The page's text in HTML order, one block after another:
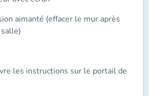
aimanté (effacer le mur après
les instructions sur le portail de